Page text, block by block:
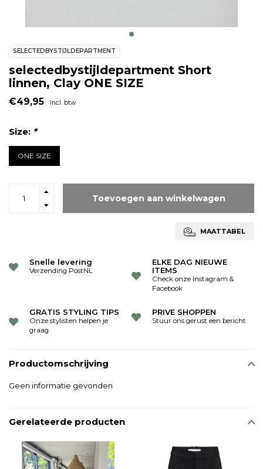
SELECTEDBYSTIJLDEPARTMENT
selectedbystijldepartment Short
linnen, Clay ONE SIZE
€49,95 Incl. btw
Size: *
ONE SIZE
Toevoegen aan winkelwagen
MAATTABEL
Snelle levering
Verzending PostNL
ELKE DAG NIEUWE
ITEMS
Check onze Instagram &
Facebook
GRATIS STYLING TIPS
Onze stylisten helpen je
graag
PRIVE SHOPPEN
Stuur ons gerust een bericht
Productomschrijving
Geen informatie gevonden
Gerelateerde producten